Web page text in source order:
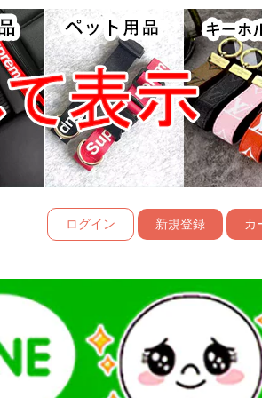
ログイン 新規登録 カ